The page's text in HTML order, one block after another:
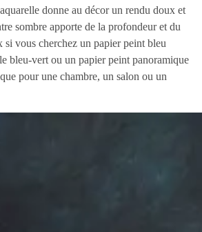
donne au décor un rendu doux et
sombre apporte de la profondeur et du
vous cherchez un papier peint bleu
bleu-vert ou un papier peint panoramique
pour une chambre, un salon ou un